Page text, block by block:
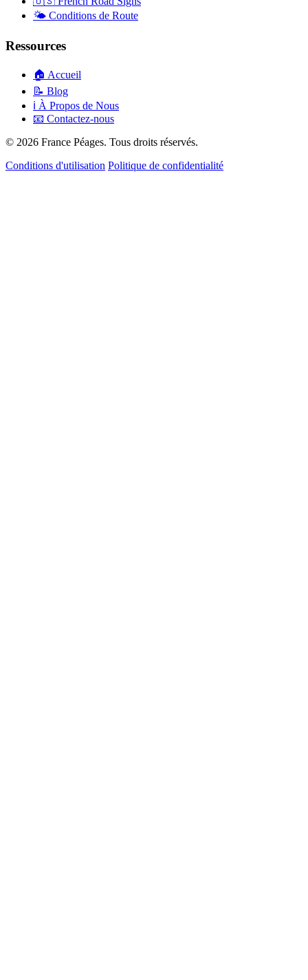
🌤️ Conditions de Route
Ressources
🏠 Accueil
📝 Blog
ℹ️ À Propos de Nous
📧 Contactez-nous
© 2026 France Péages. Tous droits réservés.
Conditions d'utilisation Politique de confidentialité